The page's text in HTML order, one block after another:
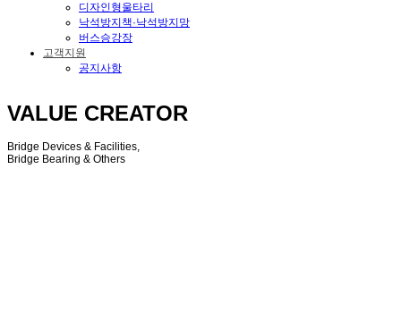
디자인형울타리
낙석방지책·낙석방지망
버스승강장
고객지원
공지사항
VALUE CREATOR
Bridge Devices & Facilities,
Bridge Bearing & Others